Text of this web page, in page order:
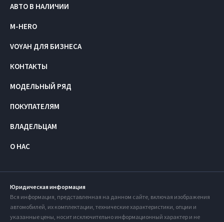
АВТО В НАЛИЧИИ
M-HERO
VOYAH ДЛЯ БИЗНЕСА
КОНТАКТЫ
МОДЕЛЬНЫЙ РЯД
ПОКУПАТЕЛЯМ
ВЛАДЕЛЬЦАМ
О НАС
Юридическая информация
Вся информация, представленная на данном сайте, включая изображения
автомобилей, их комплектации, технические характеристики, опции и
указанные цены, носит исключительно информационный характер и не